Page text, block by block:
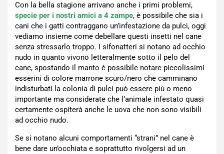
Con la bella stagione arrivano anche i primi problemi,
specie per i nostri amici a 4 zampe, è possibile che sia i
cani che i gatti contraggano un’infestazione da pulci, oggi
vediamo insieme come debellare questi insetti nel cane
senza stressarlo troppo. I sifonatteri si notano ad occhio
nudo in quanto vivono letteralmente sotto il pelo del
cane, spostando il manto è possibile notare piccolissimi
esserini di colore marrone scuro/nero che camminano
indisturbati la colonia di pulci può essere più o meno
importante ma considerate che l’animale infestato quasi
certamente ospiterà anche le uova che non sono visibili
ad occhio nudo.
Se si notano alcuni comportamenti “strani” nel cane è
bene dare un’occhiata e soprattutto rivolgersi ad un